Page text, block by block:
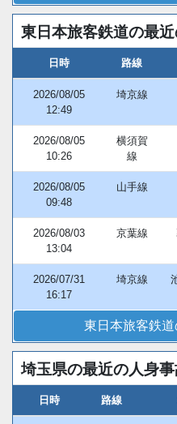
東日本旅客鉄道の最
日時 路線
2026/08/05
12:49
埼京線
2026/08/05
10:26
横須賀
線
2026/08/05
09:48
山手線
2026/08/03
13:04
京葉線
2026/07/31
16:17
埼京線
東日本旅客鉄
埼玉県の最近の人身
日時 路線